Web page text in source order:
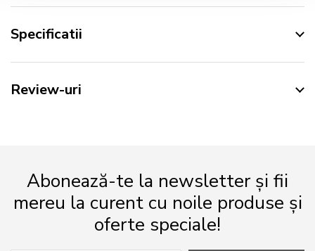
Specificatii
Review-uri
Abonează-te la newsletter și fii
mereu la curent cu noile produse și
oferte speciale!